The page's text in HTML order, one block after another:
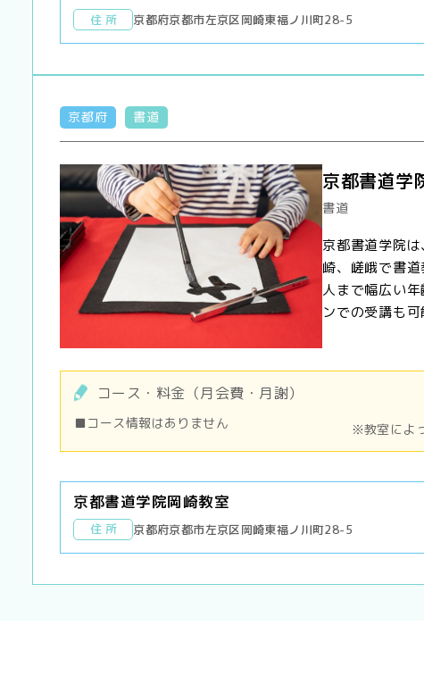
住 所 京都府京都市左京区岡崎東福ノ川町28-5
京都府 書道
京都書道学
書道
京都書道学院
崎、嵯峨で書
人まで幅広い
ンでの受講も
コース・料金（月会費・月謝）
■コース情報はありません ※教室によ
京都書道学院岡崎教室
住 所 京都府京都市左京区岡崎東福ノ川町28-5